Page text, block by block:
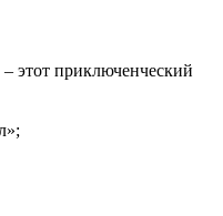
этот приключенческий